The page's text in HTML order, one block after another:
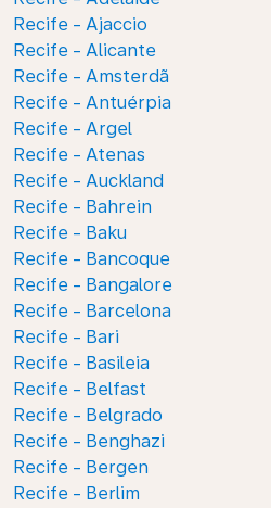
Recife - Ajaccio
Recife - Alicante
Recife - Amsterdã
Recife - Antuérpia
Recife - Argel
Recife - Atenas
Recife - Auckland
Recife - Bahrein
Recife - Baku
Recife - Bancoque
Recife - Bangalore
Recife - Barcelona
Recife - Bari
Recife - Basileia
Recife - Belfast
Recife - Belgrado
Recife - Benghazi
Recife - Bergen
Recife - Berlim